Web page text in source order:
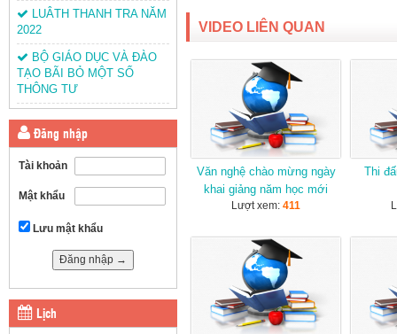
LUÂTH THANH TRA NĂM
2022
BỘ GIÁO DỤC VÀ ĐÀO
TẠO BÃI BỎ MỘT SỐ
THÔNG TƯ
Đăng nhập
Tài khoản
Mật khẩu
Lưu mật khẩu
Lịch
VIDEO LIÊN QUAN
Văn nghệ chào mừng ngày
khai giảng năm học mới
2025-2026
Lượt xem: 411
Thi